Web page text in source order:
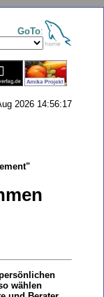
GoTo:
2026 14:56:17
wählen